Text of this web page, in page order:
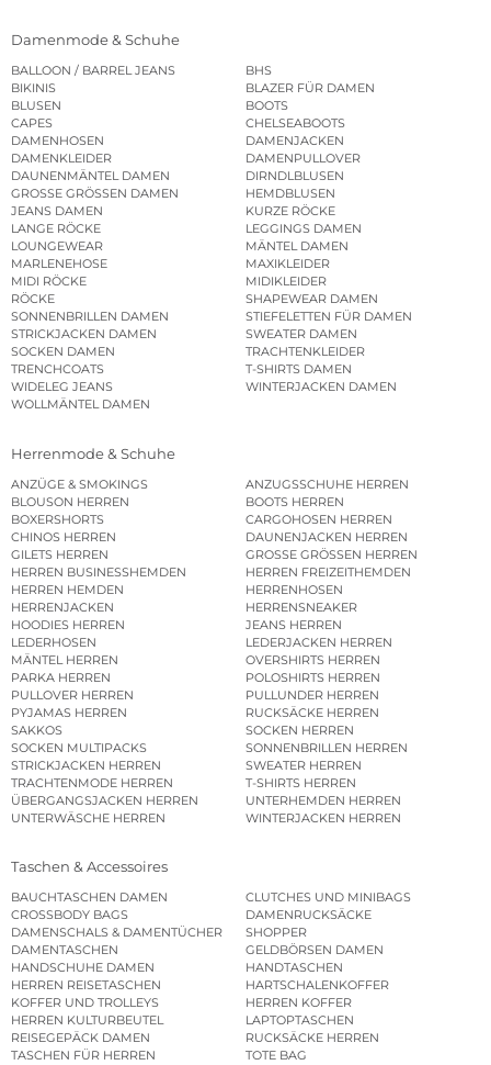
Damenmode & Schuhe
BALLOON / BARREL JEANS
BHS
BIKINIS
BLAZER FÜR DAMEN
BLUSEN
BOOTS
CAPES
CHELSEABOOTS
DAMENHOSEN
DAMENJACKEN
DAMENKLEIDER
DAMENPULLOVER
DAUNENMÄNTEL DAMEN
DIRNDLBLUSEN
GROSSE GRÖSSEN DAMEN
HEMDBLUSEN
JEANS DAMEN
KURZE RÖCKE
LANGE RÖCKE
LEGGINGS DAMEN
LOUNGEWEAR
MÄNTEL DAMEN
MARLENEHOSE
MAXIKLEIDER
MIDI RÖCKE
MIDIKLEIDER
RÖCKE
SHAPEWEAR DAMEN
SONNENBRILLEN DAMEN
STIEFELETTEN FÜR DAMEN
STRICKJACKEN DAMEN
SWEATER DAMEN
SOCKEN DAMEN
TRACHTENKLEIDER
TRENCHCOATS
T-SHIRTS DAMEN
WIDELEG JEANS
WINTERJACKEN DAMEN
WOLLMÄNTEL DAMEN
Herrenmode & Schuhe
ANZÜGE & SMOKINGS
ANZUGSSCHUHE HERREN
BLOUSON HERREN
BOOTS HERREN
BOXERSHORTS
CARGOHOSEN HERREN
CHINOS HERREN
DAUNENJACKEN HERREN
GILETS HERREN
GROSSE GRÖSSEN HERREN
HERREN BUSINESSHEMDEN
HERREN FREIZEITHEMDEN
HERREN HEMDEN
HERRENHOSEN
HERRENJACKEN
HERRENSNEAKER
HOODIES HERREN
JEANS HERREN
LEDERHOSEN
LEDERJACKEN HERREN
MÄNTEL HERREN
OVERSHIRTS HERREN
PARKA HERREN
POLOSHIRTS HERREN
PULLOVER HERREN
PULLUNDER HERREN
PYJAMAS HERREN
RUCKSÄCKE HERREN
SAKKOS
SOCKEN HERREN
SOCKEN MULTIPACKS
SONNENBRILLEN HERREN
STRICKJACKEN HERREN
SWEATER HERREN
TRACHTENMODE HERREN
T-SHIRTS HERREN
ÜBERGANGSJACKEN HERREN
UNTERHEMDEN HERREN
UNTERWÄSCHE HERREN
WINTERJACKEN HERREN
Taschen & Accessoires
BAUCHTASCHEN DAMEN
CLUTCHES UND MINIBAGS
CROSSBODY BAGS
DAMENRUCKSÄCKE
DAMENSCHALS & DAMENTÜCHER
SHOPPER
DAMENTASCHEN
GELDBÖRSEN DAMEN
HANDSCHUHE DAMEN
HANDTASCHEN
HERREN REISETASCHEN
HARTSCHALENKOFFER
KOFFER UND TROLLEYS
HERREN KOFFER
HERREN KULTURBEUTEL
LAPTOPTASCHEN
REISEGEPÄCK DAMEN
RUCKSÄCKE HERREN
TASCHEN FÜR HERREN
TOTE BAG